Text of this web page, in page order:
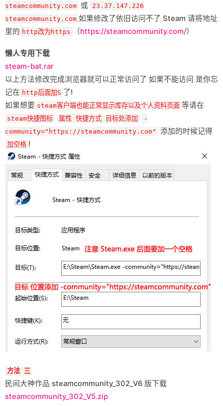
steamcommunity.com 或 23.37.147.226
steamcommunity.com 如果修改了依旧访问不了 Steam 请将地址
里的 http改为https （https://steamcommunity.com/）
懒人专用下载
steam-bat.rar
以上方法修改完成浏览器就可以正常访问了 如果不能访问 是你忘
记在 http后面加S 了!
如果想要 steam客户端也能正常显示库存以及个人资料页面 等请在
steam快捷图标 属性 快捷方式 目标处添加
-
community="https://steamcommunity.com"
添加的时候记得
加空格 !
方法 三
民间大神作品 steamcommunity_302_V6 版下载
steamcommunity_302_V5.zip